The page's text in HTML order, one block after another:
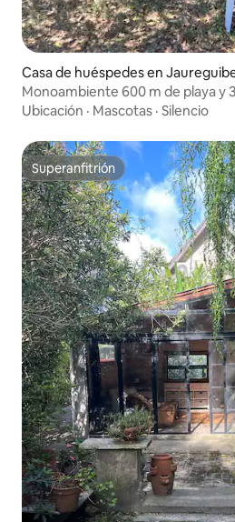
Casa de huéspedes en
Monoambiente 600 m de playa y
Ubicación · Mascotas · Silencio
Superanfitrión
Superanfitrión